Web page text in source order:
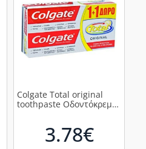
Colgate Total original
toothpaste Οδοντόκρεμα
3.78€